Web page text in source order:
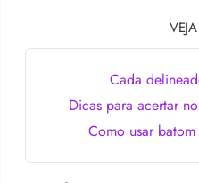
Cada
Dicas para acertar
Como usar